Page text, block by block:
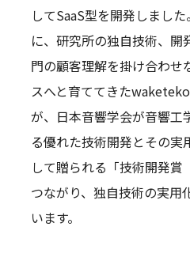
してSaaS型を開発しまし
に、研究所の独自技術、
門の顧客理解を掛け合わせ
スへと育ててきた
が、日本音響学会が音響工
る優れた技術開発とその実
して贈られる「技術開発賞
つながり、独自技術の実用
います。